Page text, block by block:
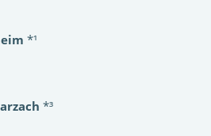
*¹
*³